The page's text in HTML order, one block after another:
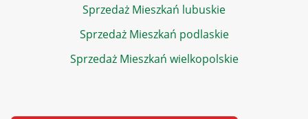
Sprzedaż Mieszkań lubuskie
Sprzedaż Mieszkań podlaskie
Sprzedaż Mieszkań wielkopolskie